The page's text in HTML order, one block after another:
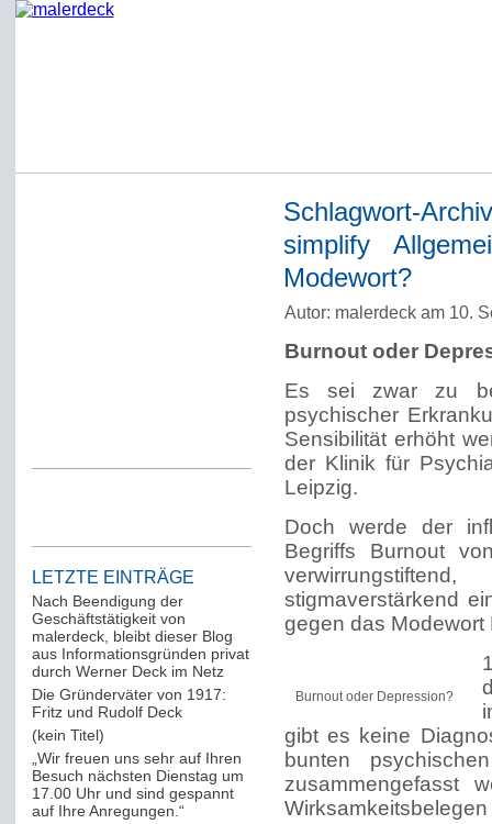
LETZTE EINTRÄGE
Nach Beendigung der
Geschäftstätigkeit von
malerdeck, bleibt dieser Blog
aus Informationsgründen privat
durch Werner Deck im Netz
Die Gründerväter von 1917:
Fritz und Rudolf Deck
(kein Titel)
„Wir freuen uns sehr auf Ihren
Besuch nächsten Dienstag um
17.00 Uhr und sind gespannt
auf Ihre Anregungen.“
Schlagwort-
simplify
Modewort?
Autor: malerdeck am 10.
Burnout oder
Es sei zwar zu
psychischer
Sensibilität erhöht
der Klinik für
Leipzig.
Doch werde der
Begriffs Burnout
stigmaverstärkend
gegen das Modewort
Burnout oder Depression?
gibt es keine
bunten
zusammengefasst